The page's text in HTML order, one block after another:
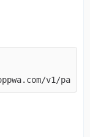
v1/